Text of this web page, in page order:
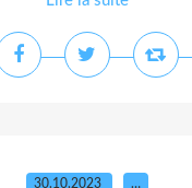
30.10.2023 …